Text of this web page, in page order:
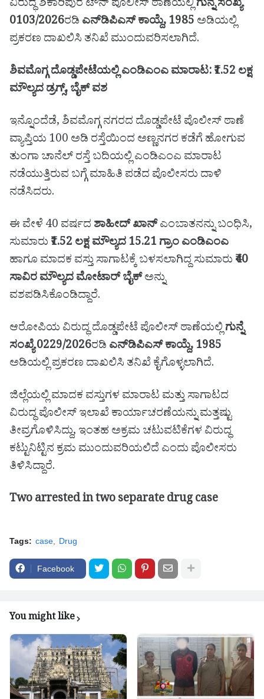
ವಿರುದ್ಧ ಶಿಕಾರಿಪುರ ಟೌನ್ ಪೊಲೀಸ್ ಠಾಣೆಯಲ್ಲಿಗುನ್ನೆ ಸಂಖ್ಯೆ
0103/2026ರಡಿ ಎನ್‌ಡಿಪಿಎಸ್ ಕಾಯ್ದೆ, 1985 ಅಡಿಯಲ್ಲಿ
ಪ್ರಕರಣ ದಾಖಲಿಸಿ ತನಿಖೆ ಮುಂದುವರಿಸಲಾಗಿದೆ.
ಶಿವಮೊಗ್ಗ ದೊಡ್ಡಪೇಟೆಯಲ್ಲಿ ಎಂಡಿಎಂಎ ಮಾರಾಟ: ₹1.52 ಲಕ್ಷ
ಮೌಲ್ಯದ ಡ್ರಗ್ಸ್, ಬೈಕ್ ವಶ
ಇನ್ನೊಂದೆಡೆ, ಶಿವಮೊಗ್ಗ ನಗರದ ದೊಡ್ಡಪೇಟೆ ಪೊಲೀಸ್ ಠಾಣೆ
ವ್ಯಾಪ್ತಿಯ 100 ಅಡಿ ರಸ್ತೆಯಿಂದ ಅಣ್ಣನಗರ ಕಡೆಗೆ ಹೋಗುವ
ತುಂಗಾ ಚಾನೆಲ್ ರಸ್ತೆ ಬದಿಯಲ್ಲಿ ಎಂಡಿಎಂಎ ಮಾರಾಟ
ನಡೆಯುತ್ತಿರುವ ಬಗ್ಗೆ ಮಾಹಿತಿ ಪಡೆದ ಪೊಲೀಸರು ದಾಳಿ
ನಡೆಸಿದರು.
ಈ ವೇಳೆ 40 ವರ್ಷದ ಶಾಹೀದ್ ಖಾನ್ಎಂಬಾತನನ್ನು ಬಂಧಿಸಿ,
ಸುಮಾರು ₹1.52 ಲಕ್ಷ ಮೌಲ್ಯದ 15.21 ಗ್ರಾಂ ಎಂಡಿಎಂಎ
ಹಾಗೂ ಮಾದಕ ವಸ್ತು ಸಾಗಾಟಕ್ಕೆ ಬಳಸಲಾಗಿದ್ದ ಸುಮಾರು ₹40
ಸಾವಿರ ಮೌಲ್ಯದ ಮೋಟಾರ್ ಬೈಕ್ಅನ್ನು
ವಶಪಡಿಸಿಕೊಂಡಿದ್ದಾರೆ.
ಆರೋಪಿಯ ವಿರುದ್ಧ ದೊಡ್ಡಪೇಟೆ ಪೊಲೀಸ್ ಠಾಣೆಯಲ್ಲಿಗುನ್ನೆ
ಸಂಖ್ಯೆ 0229/2026ರಡಿ ಎನ್‌ಡಿಪಿಎಸ್ ಕಾಯ್ದೆ, 1985
ಅಡಿಯಲ್ಲಿ ಪ್ರಕರಣ ದಾಖಲಿಸಿ ತನಿಖೆ ಕೈಗೊಳ್ಳಲಾಗಿದೆ.
ಜಿಲ್ಲೆಯಲ್ಲಿ ಮಾದಕ ವಸ್ತುಗಳ ಮಾರಾಟ ಮತ್ತು ಸಾಗಾಟದ
ವಿರುದ್ಧ ಪೊಲೀಸ್ ಇಲಾಖೆ ಕಾರ್ಯಾಚರಣೆಯನ್ನು ಮತ್ತಷ್ಟು
ತೀವ್ರಗೊಳಿಸಿದ್ದು, ಇಂತಹ ಅಕ್ರಮ ಚಟುವಟಿಕೆಗಳ ವಿರುದ್ಧ
ಕಟ್ಟುನಿಟ್ಟಿನ ಕ್ರಮ ಮುಂದುವರಿಯಲಿದೆ ಎಂದು ಪೊಲೀಸರು
ತಿಳಿಸಿದ್ದಾರೆ.
Two arrested in two separate drug case
Tags: case Drug
Facebook
You might like